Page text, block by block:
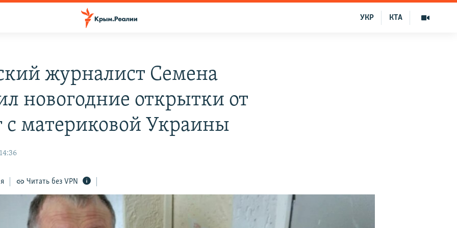
КТА
УКР
журналист Семена
новогодние открытки от
с материковой Украины
Читать без VPN